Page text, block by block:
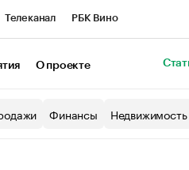
Телеканал РБК Вино
О проекте
Финансы Недвижимость